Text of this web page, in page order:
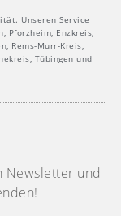
Unseren Service
Pforzheim, Enzkreis,
Rems-Murr-Kreis,
Tübingen und
Newsletter und